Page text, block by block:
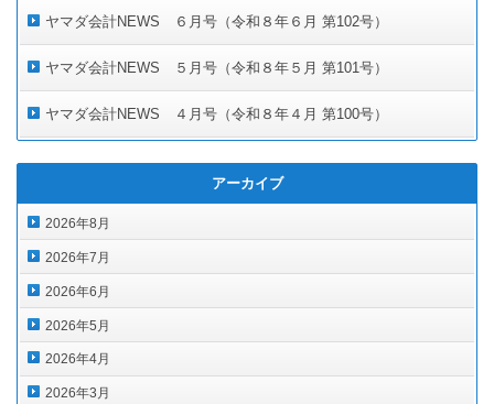
ヤマダ会計NEWS ６月号（令和８年６月 第102号）
ヤマダ会計NEWS ５月号（令和８年５月 第101号）
ヤマダ会計NEWS ４月号（令和８年４月 第100号）
アーカイブ
2026年8月
2026年7月
2026年6月
2026年5月
2026年4月
2026年3月